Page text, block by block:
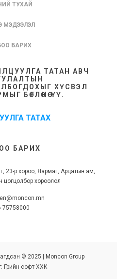
ТУХАЙ
МЭДЭЭЛЭЛ
БАРИХ
ТАТАН АВЧ
ХҮСВЭЛ
БӨГЛӨНӨ ҮҮ.
ТАТАХ
БАРИХ
23-р хороо, Яармаг, Арцатын ам,
цогцолбор хороолол
75758000
© 2025 | Moncon Group
Грийн софт ХХК